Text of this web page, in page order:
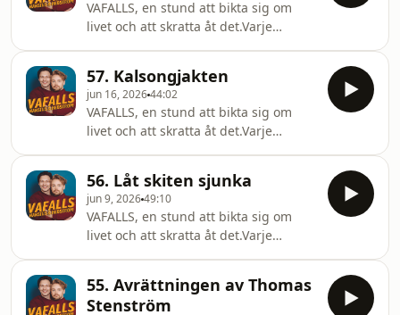
VAFALLS, en stund att bikta sig om
livet och att skratta åt det.Varje
more information.
57. Kalsongjakten
jun 16, 202644:02
VAFALLS, en stund att bikta sig om
livet och att skratta åt det.Varje
more information.
56. Låt skiten sjunka
jun 9, 202649:10
VAFALLS, en stund att bikta sig om
livet och att skratta åt det.Varje
more information.
55. Avrättningen av Thomas
Stenström